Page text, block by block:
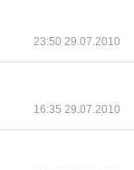
23:50 29.07.2010
16:35 29.07.2010